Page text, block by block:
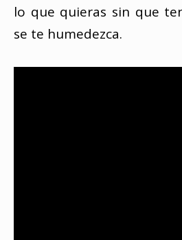
lo que quieras sin que
se te humedezca.